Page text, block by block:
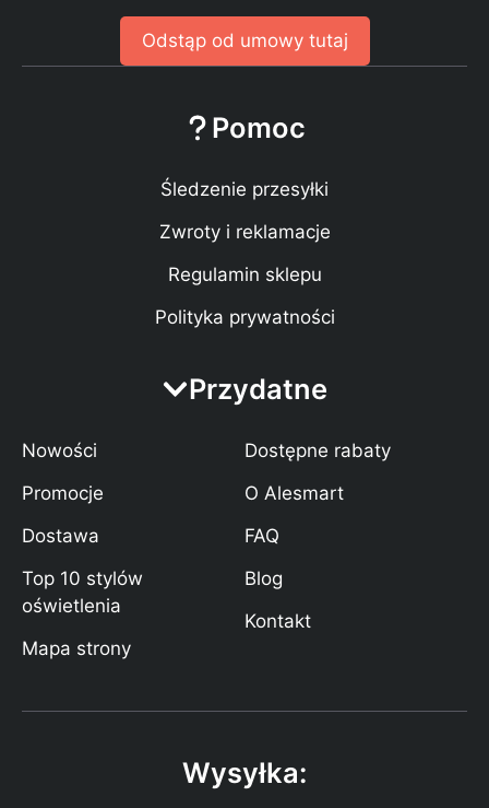
Odstąp od umowy tutaj
Pomoc
Śledzenie przesyłki
Zwroty i reklamacje
Regulamin sklepu
Polityka prywatności
Przydatne
Nowości
Promocje
Dostawa
Top 10 stylów
oświetlenia
Mapa strony
Dostępne rabaty
O Alesmart
FAQ
Blog
Kontakt
Wysyłka: